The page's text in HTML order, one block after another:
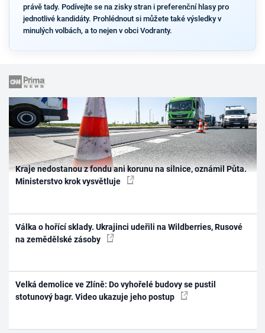
právě tady. Podívejte se na zisky stran i preferenční hlasy pro
jednotlivé kandidáty. Prohlédnout si můžete také výsledky v
minulých volbách, a to nejen v obci Vodranty.
Kraje nedostanou z fondu ani korunu na silnice, oznámil Půta.
Ministerstvo krok vysvětluje
Válka o hořící sklady. Ukrajinci udeřili na Wildberries, Rusové
na zemědělské zásoby
Velká demolice ve Zlíně: Do vyhořelé budovy se pustil
stotunový bagr. Video ukazuje jeho postup